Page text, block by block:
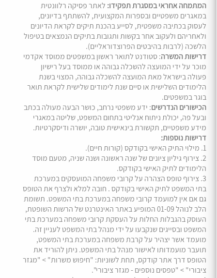
המתמחה אחראי במסגרת תפקידו: לאתר פסיקה רלוונטית
במאגרים משפטיים ובספרות המקצועית, להשתתף בדיונים,
לעסוק בכתיבה משפטית, לסייע בהכנת תיקים לקראת הדיונים
ולאחריהם ולעקוב אחר בקשות ותגובות בתיקים הנמצאים בטיפול
הלשכה (לרבות בהיבטים הפרוצדוראליים).
דרישות המשרה: סטודנט לתואר ראשון במשפטים ממוסד אקדמי
מוכר על ידי המועצה להשכלה גבוהה או ממוסד בעל רישיון
פעולה בישראל מאת המועצה להשכלה גבוהה, המצוי בשנת
הלימודים השלישית או סיים שנת לימודים שלישית לקראת תואר
בוגר במשפטים.
הכישורים הנדרשים: ידע משפטי נרחב, כושר הבעה מעולה בכתב
ובעל פה, יכולת ניתוח אנליטי בתחום המשפט, שליטה במאגרי
מידע משפטיים, תקשורת בינאישית טובה, יושרה ודיסקרטיות.
דרישות נוספות:
1. מילוי התיק האישי בקודקס (קורות חיים).
2. צירוף גיליון ציונים של שנה ראשונה ושנה שניה, מטעם מוסד
הלימודים לתיק האישי בקודקס.
3. צירוף טופס הצהרה על קרובי משפחה המועסקים במערכת
בתי המשפט לתיק האישי בקודקס . חובה למלא ולצרף את הטופס
גם אם אין למועמד קרובי משפחה במערכת בתי המשפט. תשומת
הלב לנוהל 01-09 המופיע באתר האינטרנט של הרשות השופטת,
העוסק בהגבלות החלות על העסקת קרובי משפחה במערכת בתי
המשפט ובסייגים שנקבעו על ידי מנהל בתי המשפט לעניין זה.
מועמד אשר יצהיר על קרבת משפחה במערכת בתי המשפט,
תועבר מועמדותו לאישור מנהל בתי המשפט. ניתן להוריד את
הטופס דרך אתר קודקס, תחת לשוניות: "חיפוש משרות" > "מגזר
ציבורי" > "טפסים נוספים - מגזר ציבורי".